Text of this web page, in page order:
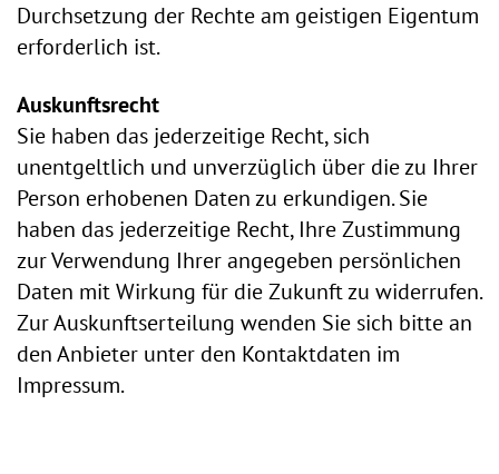
Durchsetzung der Rechte am geistigen Eigentum
erforderlich ist.
Auskunftsrecht
Sie haben das jederzeitige Recht, sich
unentgeltlich und unverzüglich über die zu Ihrer
Person erhobenen Daten zu erkundigen. Sie
haben das jederzeitige Recht, Ihre Zustimmung
zur Verwendung Ihrer angegeben persönlichen
Daten mit Wirkung für die Zukunft zu widerrufen.
Zur Auskunftserteilung wenden Sie sich bitte an
den Anbieter unter den Kontaktdaten im
Impressum.